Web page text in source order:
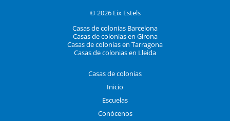
© 2026 Eix Estels
Casas de colonias Barcelona
Casas de colonias en Girona
Casas de colonias en Tarragona
Casas de colonias en Lleida
Casas de colonias
Inicio
Escuelas
Conócenos